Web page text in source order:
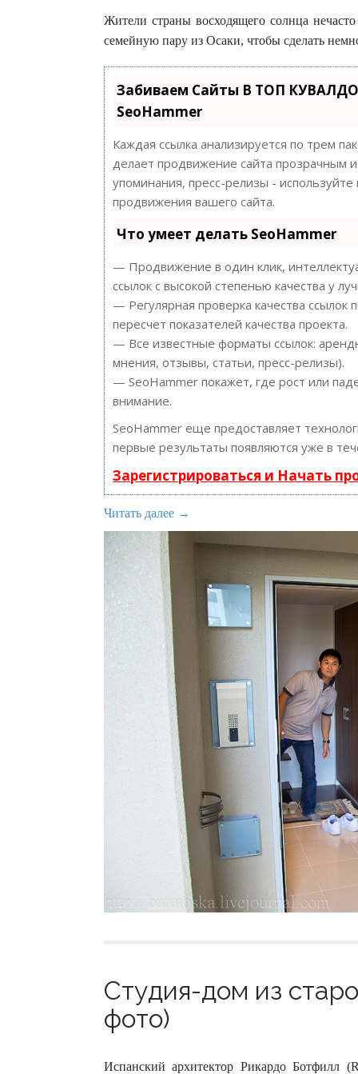
Жители страны восходящего солнца
семейную пару из Осаки, чтобы сделать
Забиваем Сайты В ТОП
SeoHammer
Каждая ссылка анализируется по трем
делает продвижение сайта прозрачным
упоминания, пресс-релизы -
продвижения вашего сайта.
Что умеет делать SeoHammer
— Продвижение в один клик,
ссылок с высокой степенью качества у
— Регулярная проверка качества
пересчет показателей качества проекта.
— Все известные форматы ссылок:
мнения, отзывы, статьи, пресс-релизы).
— SeoHammer покажет, где рост или
внимание.
SeoHammer еще предоставляет
первые результаты появляются уже в
Зарегистрироваться и Начать
Читать далее →
Студия-дом из
фото)
Испанский архитектор Рикардо Ботфилл